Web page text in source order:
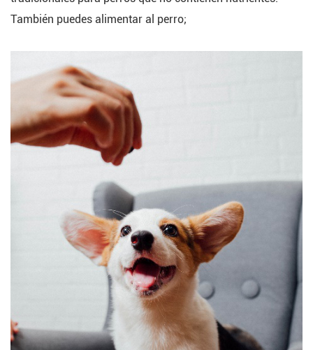
También puedes alimentar al perro;